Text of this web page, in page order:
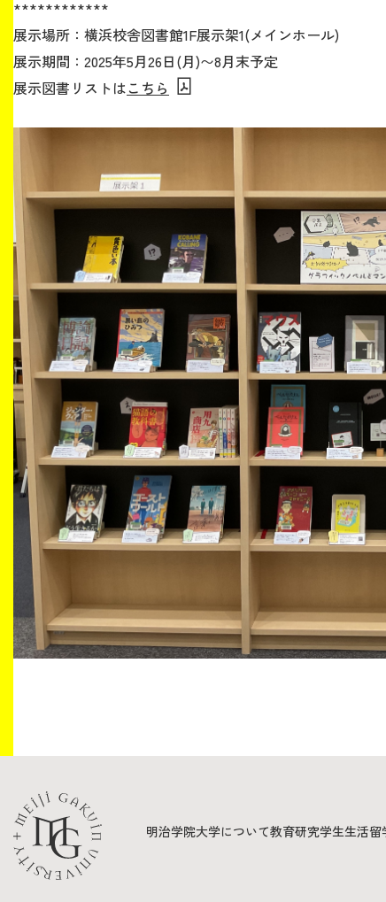
************
展示場所：横浜校舎図書館1F展示架1(メインホール)
展示期間：2025年5月26日(月)〜8月末予定
展示図書リストはこちら
明治学院大学について教育研究学生生活留